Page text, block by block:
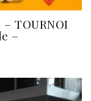
TOURNOI
–